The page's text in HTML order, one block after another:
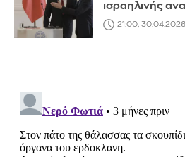
ισραηλινής
21:00, 30.04.2026